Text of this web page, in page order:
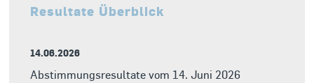
Resultate Überblick
14.06.2026
Abstimmungsresultate vom 14. Juni 2026